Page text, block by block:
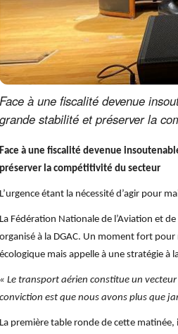
Face à une fiscalité devenue
grande stabilité et préserver la
Face à une fiscalité devenue
préserver la compétitivité du secteur
L’urgence étant la nécessité d’agir pour
La Fédération Nationale de l’Aviation et
organisé à la DGAC. Un moment fort
écologique mais appelle à une stratégie à
« Le transport aérien constitue un
conviction est que nous avons plus que
La première table ronde de cette